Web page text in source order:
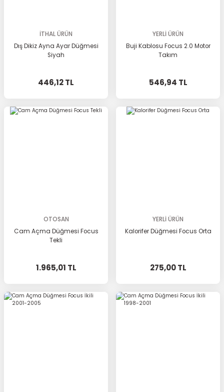
İTHAL ÜRÜN
Dış Dikiz Ayna Ayar Düğmesi
Siyah
446,12 TL
YERLİ ÜRÜN
Buji Kablosu Focus 2.0 Motor
Takım
546,94 TL
OTOSAN
Cam Açma Düğmesi Focus
Tekli
1.965,01 TL
YERLİ ÜRÜN
Kalorifer Düğmesi Focus Orta
275,00 TL